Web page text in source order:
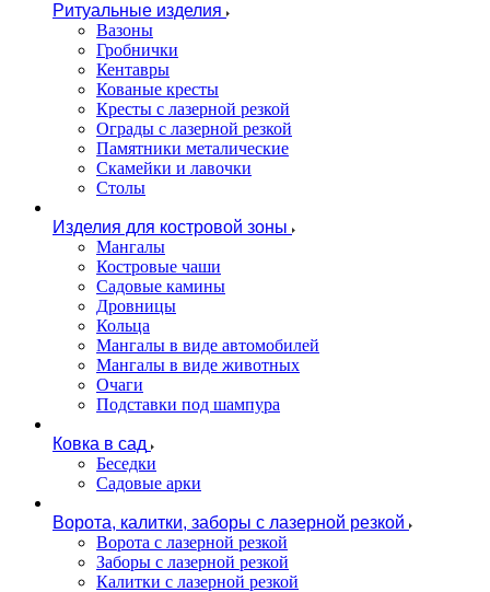
Ритуальные изделия
Вазоны
Гробнички
Кентавры
Кованые кресты
Кресты с лазерной резкой
Ограды с лазерной резкой
Памятники металические
Скамейки и лавочки
Столы
Изделия для костровой зоны
Мангалы
Костровые чаши
Садовые камины
Дровницы
Кольца
Мангалы в виде автомобилей
Мангалы в виде животных
Очаги
Подставки под шампура
Ковка в сад
Беседки
Садовые арки
Ворота, калитки, заборы с лазерной резкой
Ворота с лазерной резкой
Заборы с лазерной резкой
Калитки с лазерной резкой